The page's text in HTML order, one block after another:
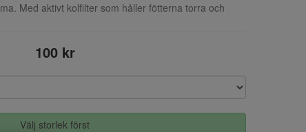
Med aktivt kolfilter som håller fötterna torra och
100 kr
Välj storlek först